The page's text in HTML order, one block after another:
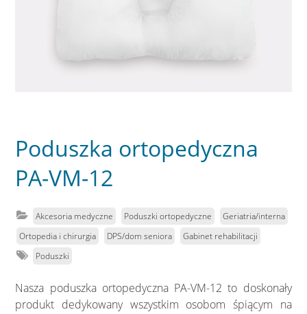
Poduszka ortopedyczna
PA-VM-12
Akcesoria medyczne Poduszki ortopedyczne
Geriatria/interna
Ortopedia i chirurgia
DPS/dom seniora
Gabinet rehabilitacji
Poduszki
Nasza poduszka ortopedyczna PA-VM-12 to doskonały
produkt dedykowany wszystkim osobom śpiącym na